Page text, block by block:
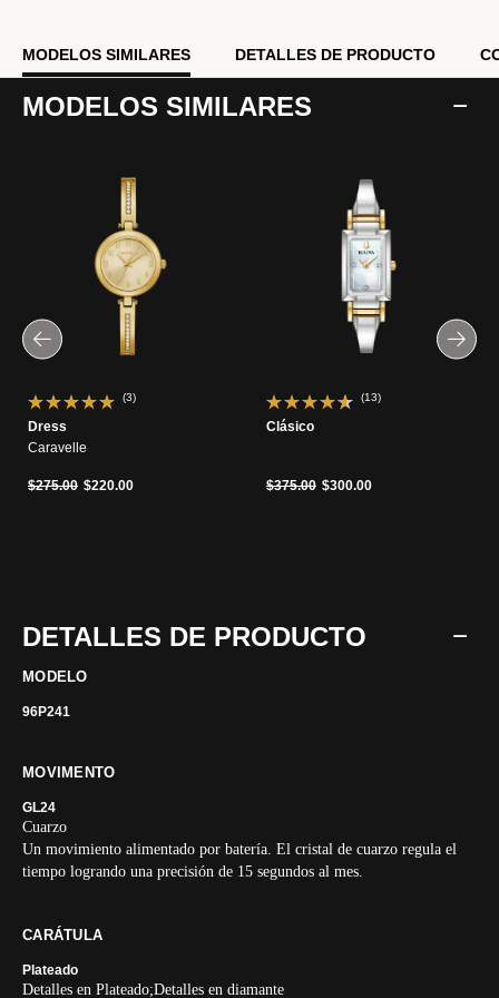
Modelo #:96P241
MODELOS SIMILARES DETALLES DE PRODUCTO
MODELOS SIMILARES
(3)
Dress
Caravelle
Precio reducido de
$275.00a$220.00
(13)
Clásico
Precio reducido de
$375.00a$300.00
DETALLES DE PRODUCTO
MODELO
96P241
MOVIMENTO
GL24
Cuarzo
Un movimiento alimentado por batería. El cristal de cuarzo regula el
tiempo logrando una precisión de 15 segundos al mes.
CARÁTULA
Plateado
Detalles en Plateado;Detalles en diamante